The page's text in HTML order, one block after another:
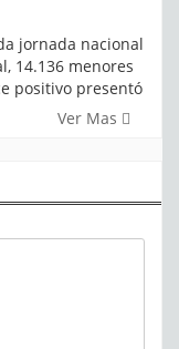
jornada nacional
14.136 menores
positivo presentó
Ver Mas